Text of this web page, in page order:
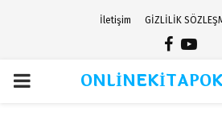
İletişim GİZLİLİK
PRIMARY